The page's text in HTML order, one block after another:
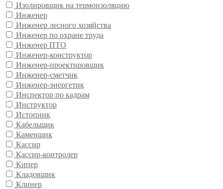
Изолировщик на термоизоляцию
Инженер
Инженер лесного хозяйства
Инженер по охране труда
Инженер ПТО
Инженер-конструктор
Инженер-проектировщик
Инженер-сметчик
Инженер-энергетик
Инспектор по кадрам
Инструктор
Истопник
Кабельщик
Каменщик
Кассир
Кассир-контролер
Кипер
Кладовщик
Клинер